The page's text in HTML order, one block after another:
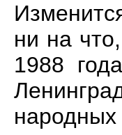
ни на
1988